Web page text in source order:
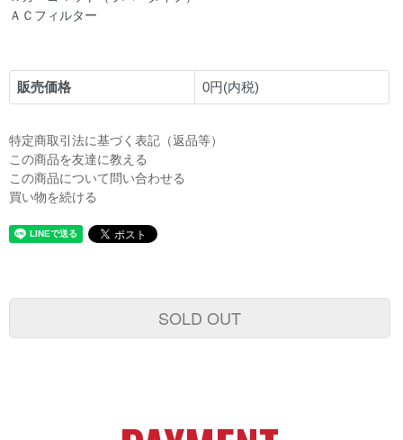
ＡＣフィルター
販売価格 0円(内税)
特定商取引法に基づく表記（返品等）
この商品を友達に教える
この商品について問い合わせる
買い物を続ける
SOLD OUT